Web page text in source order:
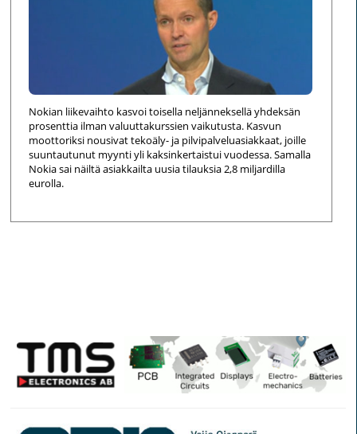
Nokian liikevaihto kasvoi toisella neljänneksellä yhdeksän
prosenttia ilman valuuttakurssien vaikutusta. Kasvun
moottoriksi nousivat tekoäly- ja pilvipalveluasiakkaat, joille
suuntautunut myynti yli kaksinkertaistui vuodessa. Samalla
Nokia sai näiltä asiakkailta uusia tilauksia 2,8 miljardilla
eurolla.